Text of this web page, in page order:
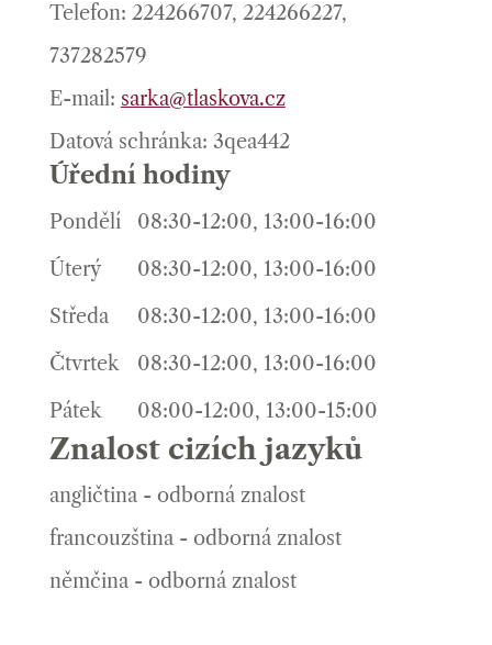
Telefon: 224266707, 224266227,
737282579
E-mail: sarka@tlaskova.cz
Datová schránka: 3qea442
Úřední hodiny
Pondělí
08:30-12:00, 13:00-16:00
Úterý
08:30-12:00, 13:00-16:00
Středa
08:30-12:00, 13:00-16:00
Čtvrtek
08:30-12:00, 13:00-16:00
Pátek
08:00-12:00, 13:00-15:00
Znalost cizích jazyků
angličtina - odborná znalost
francouzština - odborná znalost
němčina - odborná znalost